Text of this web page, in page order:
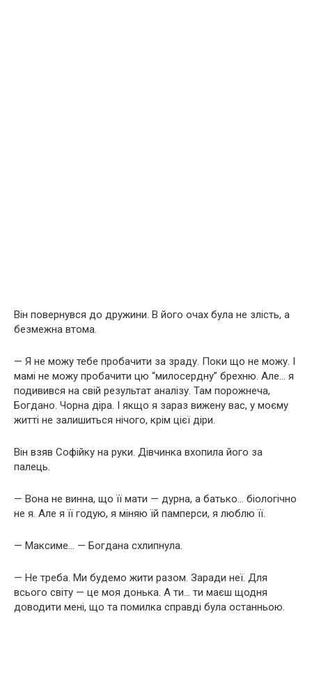
Він повернувся до дружини. В його очах була не злість, а
безмежна втома.
— Я не можу тебе пробачити за зраду. Поки що не можу. І
мамі не можу пробачити цю “милосердну” брехню. Але… я
подивився на свій результат аналізу. Там порожнеча,
Богдано. Чорна діра. І якщо я зараз вижену вас, у моєму
житті не залишиться нічого, крім цієї діри.
Він взяв Софійку на руки. Дівчинка вхопила його за
палець.
— Вона не винна, що її мати — дурна, а батько… біологічно
не я. Але я її годую, я міняю їй памперси, я люблю її.
— Максиме… — Богдана схлипнула.
— Не треба. Ми будемо жити разом. Заради неї. Для
всього світу — це моя донька. А ти… ти маєш щодня
доводити мені, що та помилка справді була останньою.